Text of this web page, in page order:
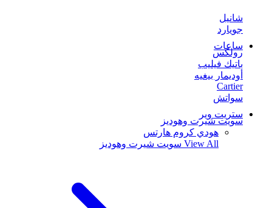
شانيل
جويارد
ساعات
رولكس
باتيك فيليب
أوديمار بيغيه
Cartier
سواتش
ستريت وير
سويت شيرت وهوديز
هودي كروم هارتس
View All سويت شيرت وهوديز